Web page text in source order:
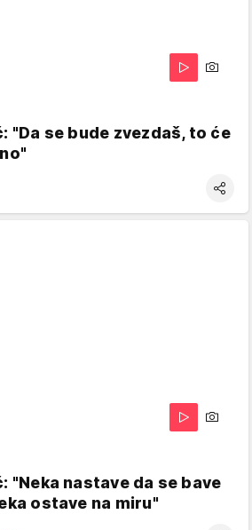
"Da se bude zvezdaš, to će
"Neka nastave da se bave
ostave na miru"